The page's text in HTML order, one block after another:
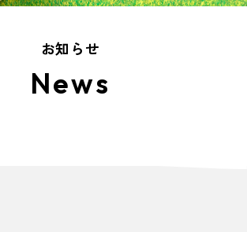
お知らせ
News